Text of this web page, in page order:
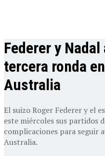
Federer y
tercera ronda
Australia
El suizo Roger Federer y el
este miércoles sus partidos
complicaciones para seguir
Australia.